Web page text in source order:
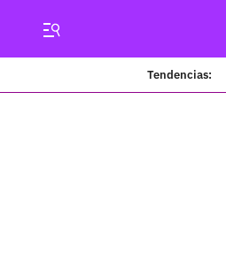
Tendencias: